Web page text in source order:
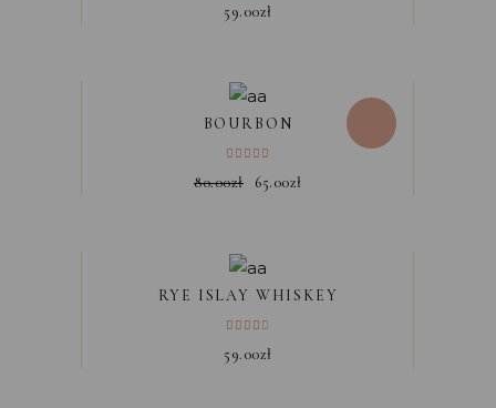
59.00zł
BOURBON
80.00zł 65.00zł
RYE ISLAY WHISKEY
59.00zł